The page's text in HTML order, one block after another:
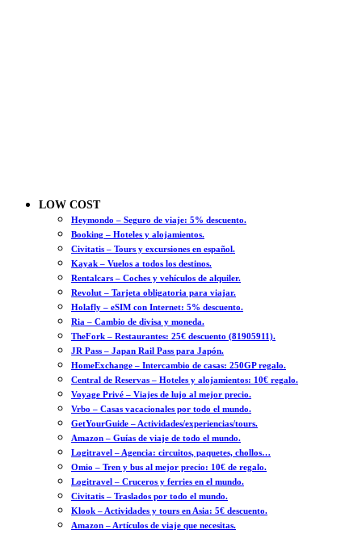
LOW COST
Heymondo – Seguro de viaje: 5% descuento.
Booking – Hoteles y alojamientos.
Civitatis – Tours y excursiones en español.
Kayak – Vuelos a todos los destinos.
Rentalcars – Coches y vehículos de alquiler.
Revolut – Tarjeta obligatoria para viajar.
Holafly – eSIM con Internet: 5% descuento.
Ria – Cambio de divisa y moneda.
TheFork – Restaurantes: 25€ descuento (81905911).
JR Pass – Japan Rail Pass para Japón.
HomeExchange – Intercambio de casas: 250GP regalo.
Central de Reservas – Hoteles y alojamientos: 10€ regalo.
Voyage Privé – Viajes de lujo al mejor precio.
Vrbo – Casas vacacionales por todo el mundo.
GetYourGuide – Actividades/experiencias/tours.
Amazon – Guías de viaje de todo el mundo.
Logitravel – Agencia: circuitos, paquetes, chollos…
Omio – Tren y bus al mejor precio: 10€ de regalo.
Logitravel – Cruceros y ferries en el mundo.
Civitatis – Traslados por todo el mundo.
Klook – Actividades y tours en Asia: 5€ descuento.
Amazon – Artículos de viaje que necesitas.